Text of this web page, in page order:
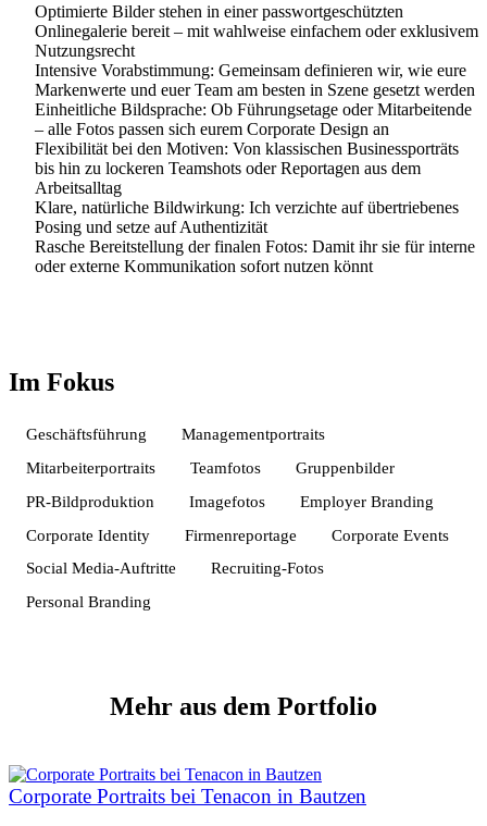
Optimierte Bilder stehen in einer passwortgeschützten
Onlinegalerie bereit – mit wahlweise einfachem oder exklusivem
Nutzungsrecht
Intensive Vorabstimmung: Gemeinsam definieren wir, wie eure
Markenwerte und euer Team am besten in Szene gesetzt werden
Einheitliche Bildsprache: Ob Führungsetage oder Mitarbeitende
– alle Fotos passen sich eurem Corporate Design an
Flexibilität bei den Motiven: Von klassischen Businessporträts
bis hin zu lockeren Teamshots oder Reportagen aus dem
Arbeitsalltag
Klare, natürliche Bildwirkung: Ich verzichte auf übertriebenes
Posing und setze auf Authentizität
Rasche Bereitstellung der finalen Fotos: Damit ihr sie für interne
oder externe Kommunikation sofort nutzen könnt
Im Fokus
Geschäftsführung
Managementportraits
Mitarbeiterportraits
Teamfotos
Gruppenbilder
PR-Bildproduktion
Imagefotos
Employer Branding
Corporate Identity
Firmenreportage
Corporate Events
Social Media-Auftritte
Recruiting-Fotos
Personal Branding
Mehr aus dem Portfolio
Corporate Portraits bei Tenacon in Bautzen